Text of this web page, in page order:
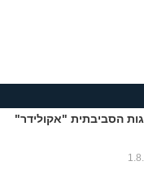
הסביבתית "אקולידר"